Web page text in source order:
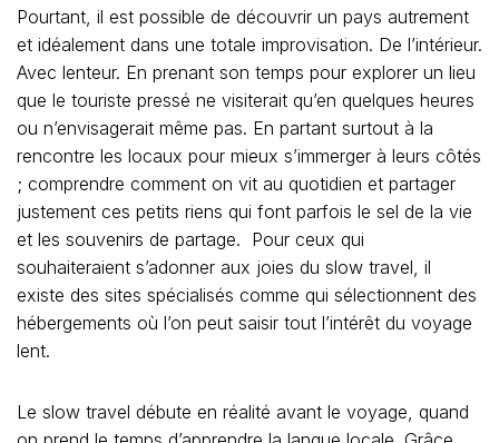
Pourtant, il est possible de découvrir un pays autrement
et idéalement dans une totale improvisation. De l’intérieur.
Avec lenteur. En prenant son temps pour explorer un lieu
que le touriste pressé ne visiterait qu’en quelques heures
ou n’envisagerait même pas. En partant surtout à la
rencontre les locaux pour mieux s’immerger à leurs côtés
; comprendre comment on vit au quotidien et partager
justement ces petits riens qui font parfois le sel de la vie
et les souvenirs de partage. Pour ceux qui
souhaiteraient s’adonner aux joies du slow travel, il
existe des sites spécialisés comme qui sélectionnent des
hébergements où l’on peut saisir tout l’intérêt du voyage
lent.
Le slow travel débute en réalité avant le voyage, quand